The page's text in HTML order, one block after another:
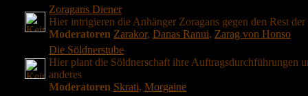
Zoragans Diener
Hier intrigieren die Anhänger Zoragans gegen den Rest der
Moderatoren Zarakor, Danas Ranui, Zarag von Honso
Die Söldnerstube
Hier plant die Söldnerschaft ihre Auftragsdurchführungen
anderes
Moderatoren Skrati, Morgaine